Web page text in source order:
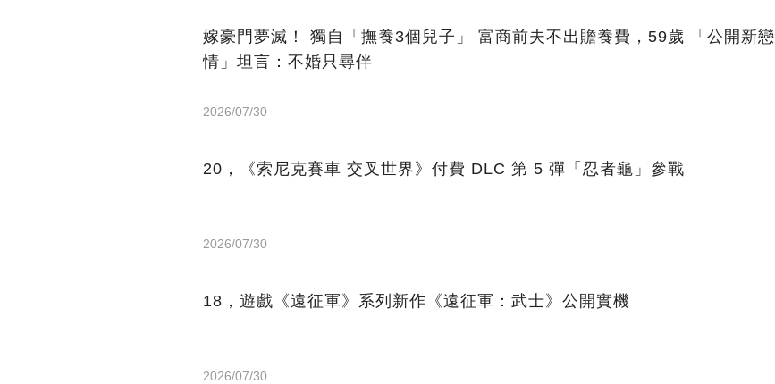
嫁豪門夢滅！ 獨自「撫養3個兒子」 富商前夫不出贍養費，59歲 「公開新戀
情」坦言：不婚只尋伴
2026/07/30
20，《索尼克賽車 交叉世界》付費 DLC 第 5 彈「忍者龜」參戰
2026/07/30
18，遊戲《遠征軍》系列新作《遠征軍：武士》公開實機
2026/07/30